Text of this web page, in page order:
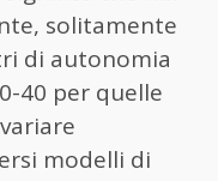
solitamente
di autonomia
40 per quelle
modelli di